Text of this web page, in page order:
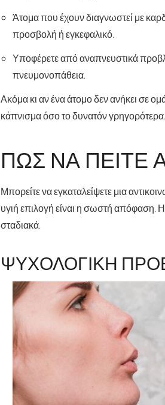
Άτομα που έχουν διαγνωστεί με
προσβολή ή εγκεφαλικό.
Υποφέρετε από αναπνευστικά
πνευμονοπάθεια.
Ακόμα κι αν ένα άτομο δεν ανήκει σε
κάπνισμα όσο το δυνατόν γρηγορότερα.
ΠΏΣ ΝΑ ΠΕΊΤΕ
Μπορείτε να εγκαταλείψετε μια
υγιή επιλογή είναι η σωστή απόφαση.
σταδιακά.
ΨΥΧΟΛΟΓΙΚΉ